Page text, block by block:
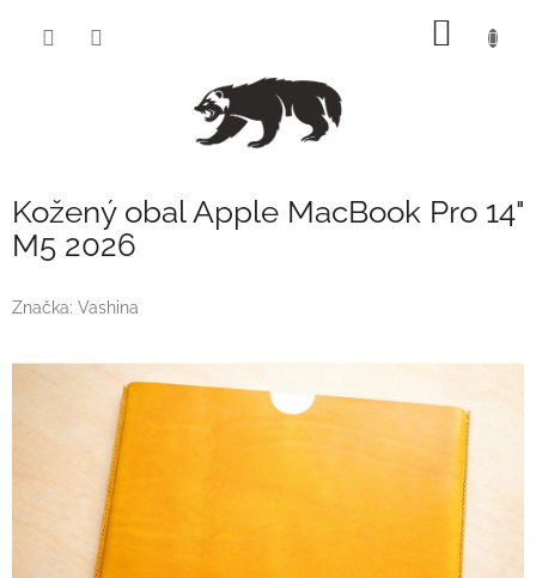
Kožený obal Apple MacBook Pro 14"
M5 2026
Značka: Vashina